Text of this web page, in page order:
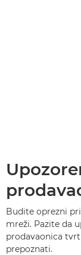
Budite oprezni
mreži. Pazite da
prodavaonica
prepoznati.